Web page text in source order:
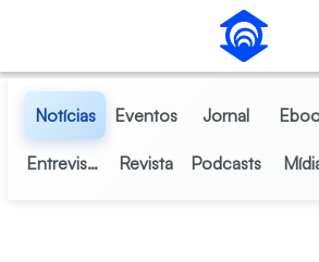
Pular para o Conteúdo principal
Notícias Eventos Jornal
Entrevistas Revista Podcasts